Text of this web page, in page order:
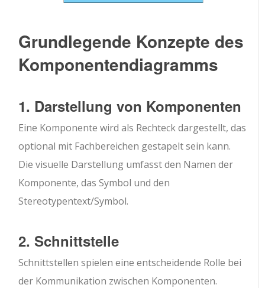
Grundlegende Konzepte des
Komponentendiagramms
1. Darstellung von Komponenten
Eine Komponente wird als Rechteck dargestellt, das
optional mit Fachbereichen gestapelt sein kann.
Die visuelle Darstellung umfasst den Namen der
Komponente, das Symbol und den
Stereotypentext/Symbol.
2. Schnittstelle
Schnittstellen spielen eine entscheidende Rolle bei
der Kommunikation zwischen Komponenten.